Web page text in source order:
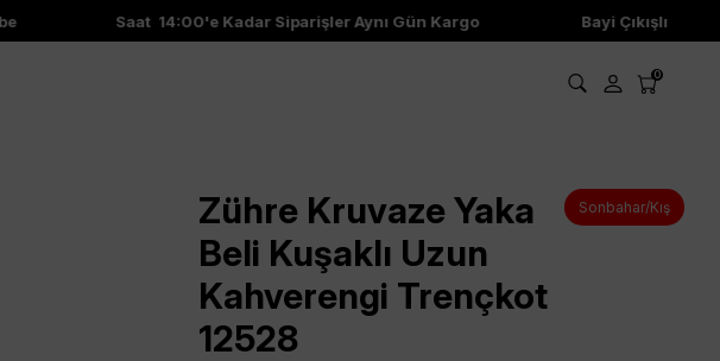
Saat 14:00'e Kadar Siparişler Aynı Gün Kargo Bayi Çıkışlı Ürünler
0
Zühre Kruvaze Yaka
Beli Kuşaklı Uzun
Kahverengi Trençkot
12528
Sonbahar/Kış